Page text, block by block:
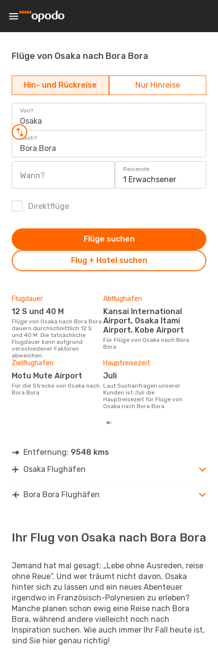
Flüge von Osaka nach Bora Bora
Hin- und Rückreise Nur Hinreise
Von?
Osaka
Nach?
Bora Bora
Wann?
Reisende
1 Erwachsener
Direktflüge
Flug + Hotel suchen
Flüge suchen
Flugdauer
12 S und 40 M
Flüge von Osaka nach Bora Bora
dauern durchschnittlich 12 S
und 40 M. Die tatsächliche
Flugdauer kann aufgrund
verschiedener Faktoren
abweichen.
Abflughäfen
Kansai International
Airport, Osaka Itami
Airport, Kobe Airport
Für Flüge von Osaka nach Bora
Bora
Zielflughafen
Motu Mute Airport
Für die Strecke von Osaka nach
Bora Bora
Hauptreisezeit
Juli
Laut Suchanfragen unserer
Kunden ist Juli die
Hauptreisezeit für Flüge von
Osaka nach Bora Bora
Entfernung: 9548 kms
Osaka Flughäfen
Bora Bora Flughäfen
Ihr Flug von Osaka nach Bora Bora
Jemand hat mal gesagt: „Lebe ohne Ausreden, reise
ohne Reue“. Und wer träumt nicht davon, Osaka
hinter sich zu lassen und ein neues Abenteuer
irgendwo in Französisch-Polynesien zu erleben?
Manche planen schon ewig eine Reise nach Bora
Bora, während andere vielleicht noch nach
Inspiration suchen. Wie auch immer Ihr Fall heute ist,
sind Sie hier genau richtig!